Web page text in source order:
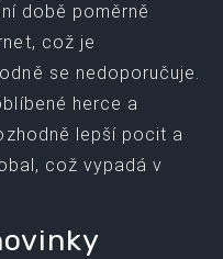
době poměrně
což je
se nedoporučuje.
herce a
lepší pocit a
což vypadá v